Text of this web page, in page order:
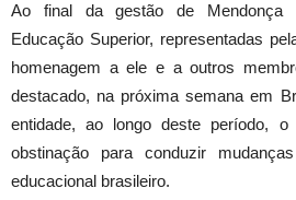
Ao final da gestão de Mendonça
Educação Superior, representadas
homenagem a ele e a outros
destacado, na próxima semana em
entidade, ao longo deste período,
obstinação para conduzir
educacional brasileiro.